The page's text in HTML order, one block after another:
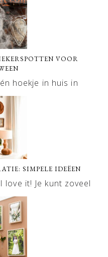
VOOR
hoekje in huis in
SIMPELE IDEËEN
it! Je kunt zoveel